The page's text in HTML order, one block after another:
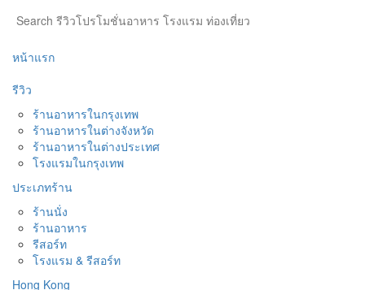
หน้าแรก
รีวิว
ร้านอาหารในกรุงเทพ
ร้านอาหารในต่างจังหวัด
ร้านอาหารในต่างประเทศ
โรงแรมในกรุงเทพ
ประเภทร้าน
ร้านนั่ง
ร้านอาหาร
รีสอร์ท
โรงแรม & รีสอร์ท
Hong Kong